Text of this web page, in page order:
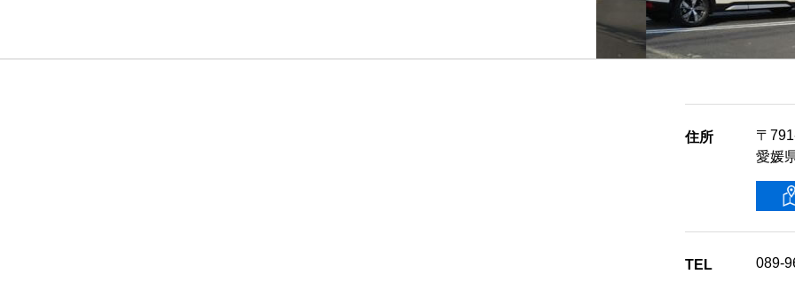
住所
〒
愛媛
TEL 089-